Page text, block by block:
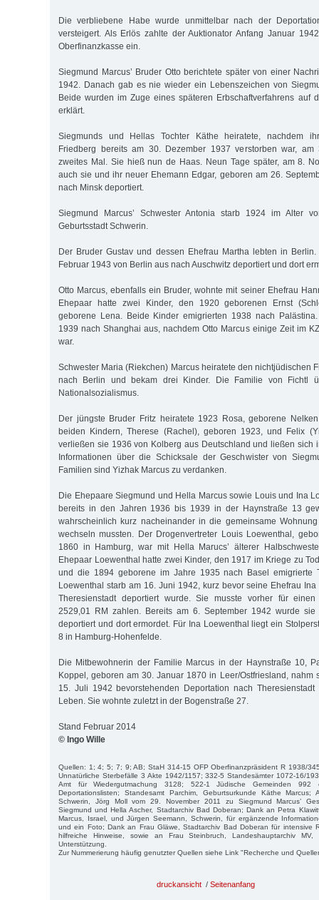
Die verbliebene Habe wurde unmittelbar nach der
versteigert. Als Erlös zahlte der Auktionator Anfang Januar
Oberfinanzkasse ein.
Siegmund Marcus’ Bruder Otto berichtete später von einer
1942. Danach gab es nie wieder ein Lebenszeichen von
Beide wurden im Zuge eines späteren Erbschaftverfahrens auf
erklärt.
Siegmunds und Hellas Tochter Käthe heiratete, nachdem
Friedberg bereits am 30. Dezember 1937 verstorben war,
zweites Mal. Sie hieß nun de Haas. Neun Tage später, am 8.
auch sie und ihr neuer Ehemann Edgar, geboren am 26.
nach Minsk deportiert.
Siegmund Marcus’ Schwester Antonia starb 1924 im Alter
Geburtsstadt Schwerin.
Der Bruder Gustav und dessen Ehefrau Martha lebten in
Februar 1943 von Berlin aus nach Auschwitz deportiert und dort
Otto Marcus, ebenfalls ein Bruder, wohnte mit seiner Ehefrau
Ehepaar hatte zwei Kinder, den 1920 geborenen Ernst
geborene Lena. Beide Kinder emigrierten 1938 nach
1939 nach Shanghai aus, nachdem Otto Marcus einige Zeit im
war.
Schwester Maria (Riekchen) Marcus heiratete den nichtjüdischen
nach Berlin und bekam drei Kinder. Die Familie von Fichtl
Nationalsozialismus.
Der jüngste Bruder Fritz heiratete 1923 Rosa, geborene
beiden Kindern, Therese (Rachel), geboren 1923, und Felix
verließen sie 1936 von Kolberg aus Deutschland und ließen sich
Informationen über die Schicksale der Geschwister von
Familien sind Yizhak Marcus zu verdanken.
Die Ehepaare Siegmund und Hella Marcus sowie Louis und Ina
bereits in den Jahren 1936 bis 1939 in der Haynstraße 13
wahrscheinlich kurz nacheinander in die gemeinsame
wechseln mussten. Der Drogenvertreter Louis Loewenthal,
1860 in Hamburg, war mit Hella Marucs’ älterer
Ehepaar Loewenthal hatte zwei Kinder, den 1917 im Kriege zu
und die 1894 geborene im Jahre 1935 nach Basel emigrierte
Loewenthal starb am 16. Juni 1942, kurz bevor seine Ehefrau
Theresienstadt deportiert wurde. Sie musste vorher für einen
2529,01 RM zahlen. Bereits am 6. September 1942 wurde sie
deportiert und dort ermordet. Für Ina Loewenthal liegt ein
8 in Hamburg-Hohenfelde.
Die Mitbewohnerin der Familie Marcus in der Haynstraße 10,
Koppel, geboren am 30. Januar 1870 in Leer/Ostfriesland, nahm
15. Juli 1942 bevorstehenden Deportation nach
Leben. Sie wohnte zuletzt in der Bogenstraße 27.
Stand Februar 2014
© Ingo Wille
Quellen: 1; 4; 5; 7; 9; AB; StaH 314-15 OFP Oberfinanzpräsident R 1938/
Unnatürliche Sterbefälle 3 Akte 1942/1157; 332-5 Standesämter 1072-16/
Amt für Wiedergutmachung 3128; 522-1 Jüdische Gemeinden
Deportationslisten; Standesamt Parchim, Geburtsurkunde Käthe Marcus;
Schwerin, Jörg Moll vom 29. November 2011 zu Siegmund Marcus’
Siegmund und Hella Ascher, Stadtarchiv Bad Doberan; Dank an Petra
Marcus, Israel, und Jürgen Seemann, Schwerin, für ergänzende
und ein Foto; Dank an Frau Gläwe, Stadtarchiv Bad Doberan für intensive
hilfreiche Hinweise, sowie an Frau Steinbruch, Landeshauptarchiv MV,
Unterstützung.
Zur Nummerierung häufig genutzter Quellen siehe Link "Recherche und
druckansicht / Seitenanfang